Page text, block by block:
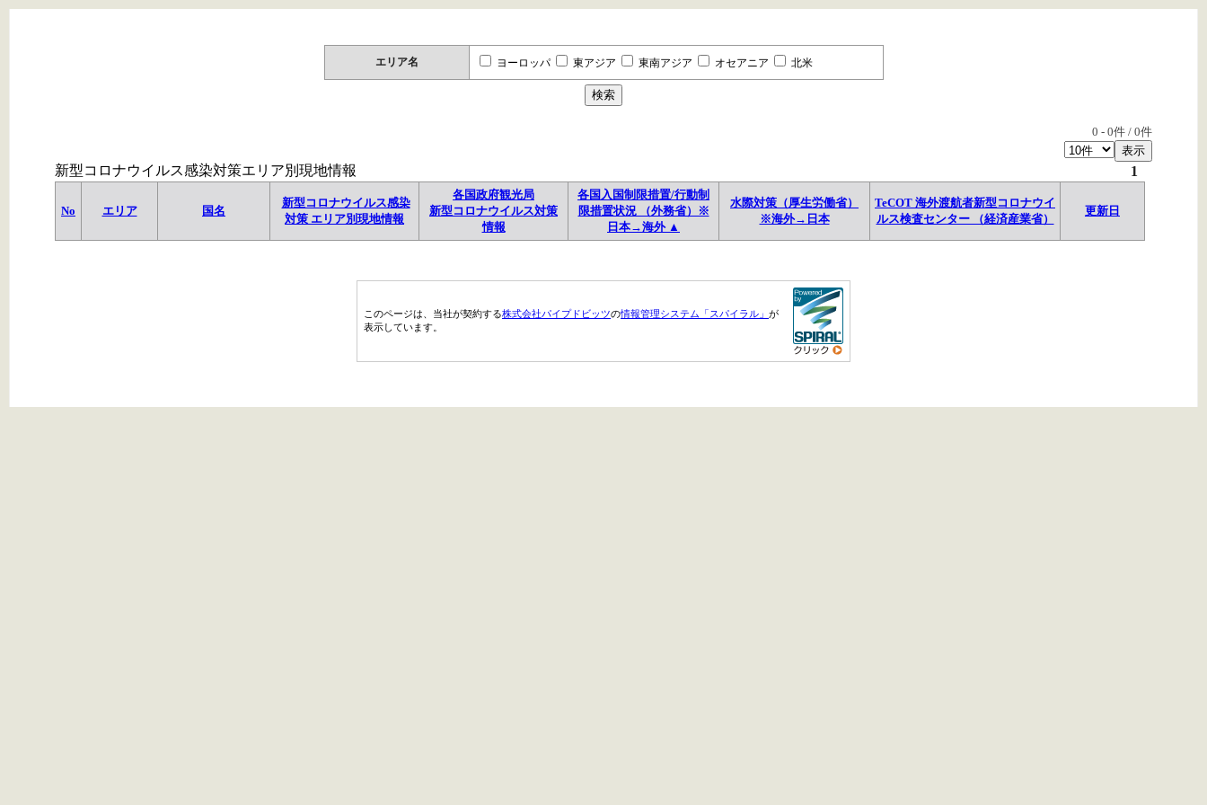
エリア名 ヨーロッパ 東アジア 東南アジア オセアニア 北米
0 - 0件 / 0件
新型コロナウイルス感染対策エリア別現地情報 1
No エリア 国名
新型コロナウイルス感染
対策 エリア別現地情報
各国政府観光局
新型コロナウイルス対策
情報
各国入国制限措置/行動制
限措置状況 （外務省）※
日本→海外 ▲
水際対策（厚生労働省）
※海外→日本
TeCOT 海外渡航者新型コロナウイ
ルス検査センター （経済産業省）
更新日
このページは、当社が契約する株式会社パイプドビッツの情報管理システム「スパイラル」 が
表示しています。